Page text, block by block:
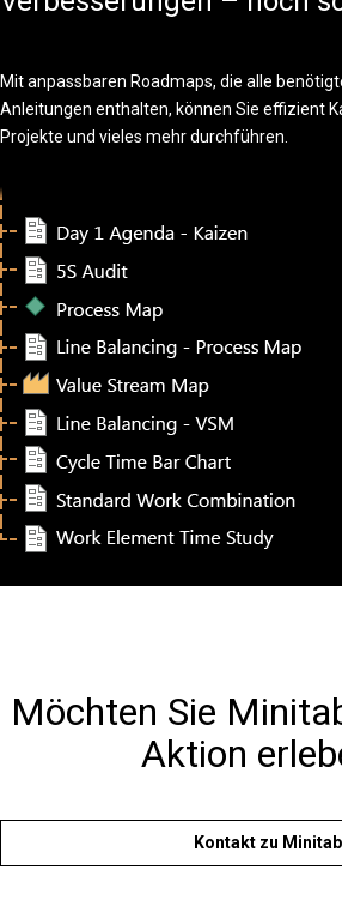
Mit anpassbaren Roadmaps, die alle
Anleitungen enthalten, können Sie effizient
Projekte und vieles mehr durchführen.
Möchten Sie
Aktion
Kontakt zu Minitab